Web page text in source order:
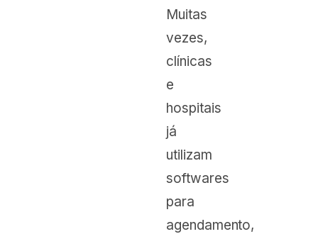
Muitas
vezes,
clínicas
e
hospitais
já
utilizam
softwares
para
agendamento,